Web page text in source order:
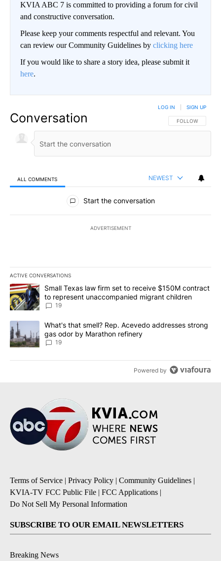
KVIA ABC 7 is committed to providing a forum for civil
and constructive conversation.
Please keep your comments respectful and relevant. You
can review our Community Guidelines by clicking here
If you would like to share a story idea, please submit it
here.
Conversation FOLLOW THIS
FOLLOW
LOG IN SIGN UP
ALL COMMENTS NEWEST
All Comments
Start the conversation
ADVERTISEMENT
ACTIVE CONVERSATIONS
The following is a list of the most commented articles in the last
A trending article titled "Small Texas law firm set to receive
Small Texas law firm set to receive $150M contract
to represent unaccompanied migrant children
19
A trending article titled "What's that smell? Rep. Acevedo
What's that smell? Rep. Acevedo addresses strong
gas odor by Marathon refinery
19
Powered by
Terms of Service | Privacy Policy | Community Guidelines |
KVIA-TV FCC Public File | FCC Applications |
Do Not Sell My Personal Information
SUBSCRIBE TO OUR EMAIL NEWSLETTERS
Breaking News